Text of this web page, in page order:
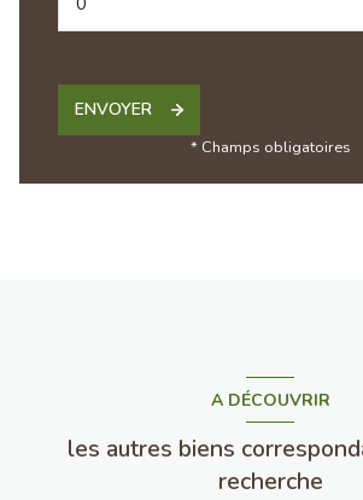
ENVOYER
* Champs obligatoires
A DÉCOUVRIR
les autres biens
recherche